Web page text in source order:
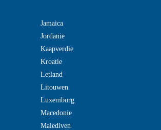
Jamaica
Jordanie
Kaapverdie
Kroatie
Letland
Litouwen
Luxemburg
Macedonie
Malediven